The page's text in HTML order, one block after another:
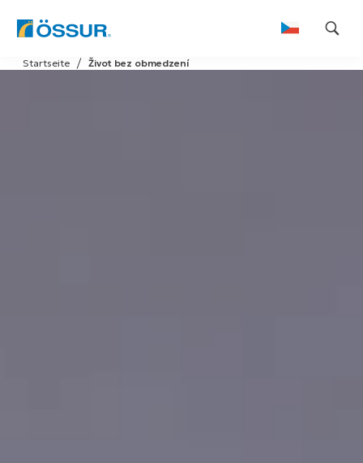
Skip
to
Život bez obmedzení
Startseite